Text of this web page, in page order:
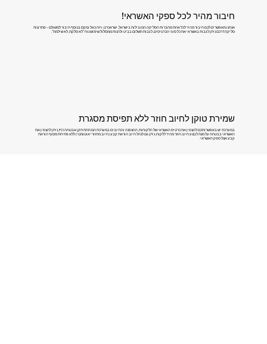
שמירת טוקן לחיוב חוזר ללא תפיסת מסגרת
במערכת יש באפשרותכם להצפין את כרטיס האשראי של הלקוחות, ההצפנה והחיובים במערכת הם תחת תקן אבטחה PCI, ניתן להצפין את
האשראי בבטחה על מנת לבצע חיוב חוזר מהיר ללקוח, ניתן גם לנהל חיוב הוראת קבע (חיוב מחזורי אוטומטי) ללא פתיחת מסוף הוראת
קבע אצל ספק האשראי.
חיבור מהיר לכל ספקי האשראי!
אנחנו מאפשרים לכם חיבור מהיר לכל אחת מחברות הסליקה המובילות בישראל, ישראכרט, ויזה כאל ומקס בנוסף חיבור למשולם – פתרונות
סליקה דרכם ניתן לגבות באשראי את כל סוגי הכרטיסים, לגבות תשלום בביט ולהנות ממסלול שימוש נוח ׳לא סלקת, לא שילמת׳.